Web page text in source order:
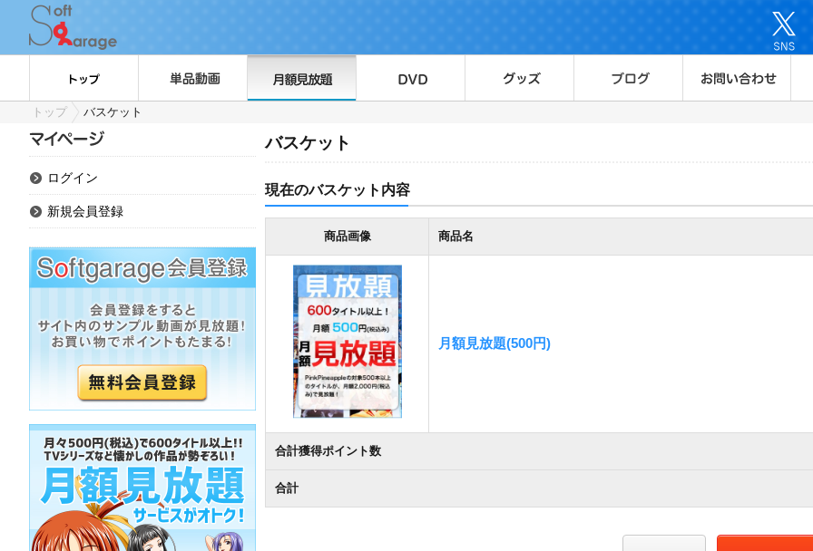
トップ バスケット
ログイン
新規会員登録
バスケット
現在のバスケット内容
商品画像 商品名
月額見放題(500円)
合計獲得ポイント数
合計